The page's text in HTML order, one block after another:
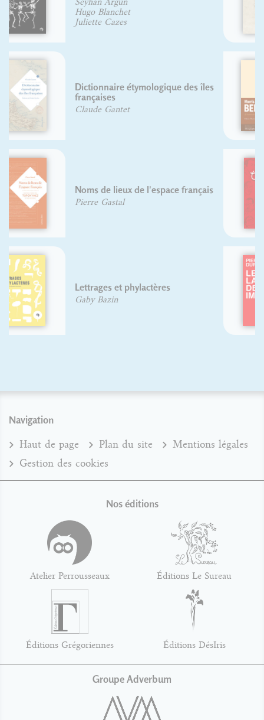
Jacques André
Christian Laucou
Morris Fuller Benton
Olivier Chariau
Typex
Olivier DELOYE
David Rault
Le langage des images
Pierre Duplan
Navigation
Haut de page Plan du site
Mentions légales
Gestion des cookies
Nos éditions
Atelier Perrousseaux Éditions Le Sureau
Éditions Grégoriennes Éditions DésIris
Groupe Adverbum